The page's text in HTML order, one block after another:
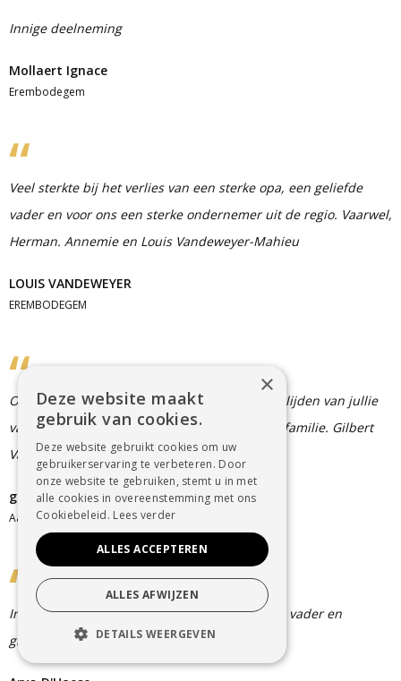
Innige deelneming
Mollaert Ignace
Erembodegem
Veel sterkte bij het verlies van een sterke opa, een geliefde
vader en voor ons een sterke ondernemer uit de regio. Vaarwel,
Herman. Annemie en Louis Vandeweyer-Mahieu
LOUIS VANDEWEYER
EREMBODEGEM
Onze oprechte innige deelneming bij het overlijden van jullie
vader, grootvader. Veel sterkte voor de ganse familie. Gilbert
Van Vaerenbergh en Greta Coppens.
greta.coppens@telenet.be
Aalst
Innige deelneming bij het overlijden van jullie vader en
grootvader.
×
Deze website maakt
gebruik van cookies.
Deze website gebruikt cookies om uw
gebruikerservaring te verbeteren. Door
onze website te gebruiken, stemt u in met
alle cookies in overeenstemming met ons
Cookiebeleid. Lees verder
ALLES ACCEPTEREN
ALLES AFWIJZEN
DETAILS WEERGEVEN
STRIKT NOODZAKELIJK